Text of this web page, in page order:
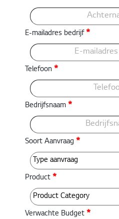
E-mailadres bedrijf*
Telefoon *
Bedrijfsnaam *
Soort Aanvraag *
Product *
Verwachte Budget *